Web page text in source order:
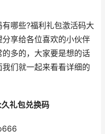
哪些?福利礼包激活码大
享给各位喜欢的小伙伴
多的，大家要是想的话
们就一起来看看详细的
礼包兑换码